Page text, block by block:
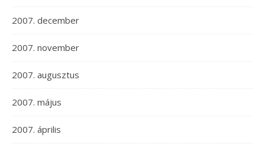
2007. december
2007. november
2007. augusztus
2007. május
2007. április